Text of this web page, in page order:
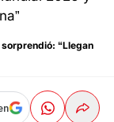
“Llegan